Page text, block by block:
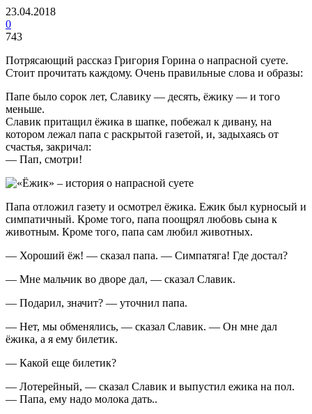
23.04.2018
0
743
Потрясающий рассказ Григория Горина о напрасной суете.
Стоит прочитать каждому. Очень правильные слова и образы:
Папе было сорок лет, Славику — десять, ёжику — и того
меньше.
Славик притащил ёжика в шапке, побежал к дивану, на
котором лежал папа с раскрытой газетой, и, задыхаясь от
счастья, закричал:
— Пап, смотри!
Папа отложил газету и осмотрел ёжика. Ежик был курносый и
симпатичный. Кроме того, папа поощрял любовь сына к
животным. Кроме того, папа сам любил животных.
— Хороший ёж! — сказал папа. — Симпатяга! Где достал?
— Мне мальчик во дворе дал, — сказал Славик.
— Подарил, значит? — уточнил папа.
— Нет, мы обменялись, — сказал Славик. — Он мне дал
ёжика, а я ему билетик.
— Какой еще билетик?
— Лотерейный, — сказал Славик и выпустил ежика на пол.
— Папа, ему надо молока дать..